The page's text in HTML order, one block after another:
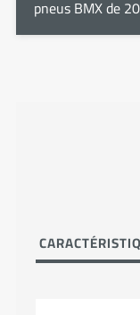
pneus BMX de